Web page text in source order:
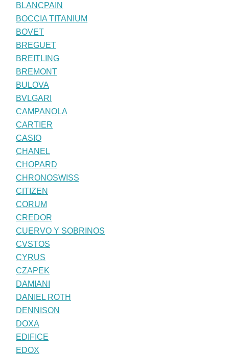
BLANCPAIN
BOCCIA TITANIUM
BOVET
BREGUET
BREITLING
BREMONT
BULOVA
BVLGARI
CAMPANOLA
CARTIER
CASIO
CHANEL
CHOPARD
CHRONOSWISS
CITIZEN
CORUM
CREDOR
CUERVO Y SOBRINOS
CVSTOS
CYRUS
CZAPEK
DAMIANI
DANIEL ROTH
DENNISON
DOXA
EDIFICE
EDOX